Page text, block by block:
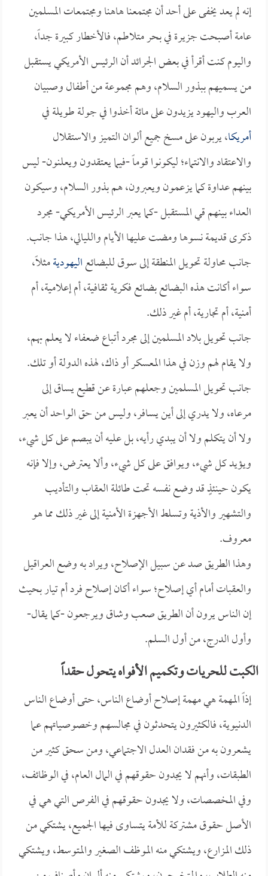
إنه لم يعد يخفى على أحد أن مجتمعنا هاهنا ومجتمعات المسلمين
عامة أصبحت جزيرة في بحر متلاطم، فالأخطار كبيرة جداً،
واليوم كنت أقرأ في بعض الجرائد أن الرئيس الأمريكي يستقبل
من يسميهم ببذور السلام، وهم مجموعة من أطفال وصبيان
العرب واليهود يزيدون على مائة أخذوا في جولة طويلة في
أمريكا، يربون على مسخ جميع ألوان التميز والاستقلال
والاعتقاد والانتماء؛ ليكونوا قوماً -فيما يعتقدون ويعلنون- ليس
بينهم عداوة كما يزعمون ويعبرون، هم بذور السلام، وسيكون
العداء بينهم قي المستقبل -كما يعبر الرئيس الأمريكي- مجرد
ذكرى قديمة نسوها ومضت عليها الأيام والليالي، هذا جانب.
جانب محاولة تحويل المنطقة إلى سوق للبضائعاليهوديةمثلاً،
سواء أكانت هذه البضائع بضائع فكرية ثقافية، أم إعلامية، أم
أمنية، أم تجارية، أم غير ذلك.
جانب تحويل بلاد المسلمين إلى مجرد أتباع ضعفاء لا يعلم بهم،
ولا يقام لهم وزن في هذا المعسكر أو ذاك، لهذه الدولة أو تلك.
جانب تحويل المسلمين وجعلهم عبارة عن قطيع يساق إلى
مرعاه، ولا يدري إلى أين يسافر، وليس من حق الواحد أن يعبر
ولا أن يتكلم ولا أن يبدي رأيه، بل عليه أن يبصم على كل شيء،
ويؤيد كل شيء، ويوافق على كل شيء، وألا يعترض، وإلا فإنه
يكون حينئذٍ قد وضع نفسه تحت طائلة العقاب والتأديب
والتشهير والأذية وتسلط الأجهزة الأمنية إلى غير ذلك مما هو
معروف.
وهذا الطريق صد عن سبيل الإصلاح، ويراد به وضع العراقيل
والعقبات أمام أي إصلاح؛ سواء أكان إصلاح فرد أم تيار بحيث
إن الناس يرون أن الطريق صعب وشاق ويرجعون -كما يقال-
وأول الدرج، من أول السلم.
الكبت للحريات وتكميم الأفواه يتحول حقداً
إذاً المهمة هي مهمة إصلاح أوضاع الناس، حتى أوضاع الناس
الدنيوية، فالكثيرون يتحدثون في مجالسهم وخصوصياتهم عما
يشعرون به من فقدان العدل الاجتماعي، ومن سحق كثير من
الطبقات، وأنهم لا يجدون حقوقهم في المال العام، في الوظائف،
وفي المخصصات، ولا يجدون حقوقهم في الفرص التي هي في
الأصل حقوق مشتركة للأمة يتساوى فيها الجميع، يشتكي من
ذلك المزارع، ويشتكي منه الموظف الصغير والمتوسط، ويشتكي